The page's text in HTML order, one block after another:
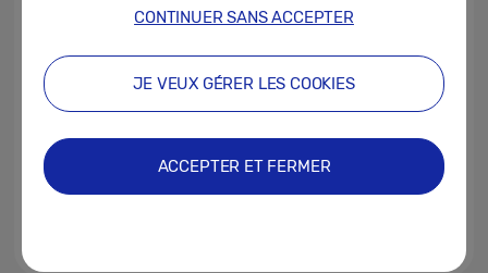
[Invitation] Galaxy Unpacked
2024 : le début d’une nouvelle
ère de l’IA mobile
03-01-2024
Samsung One UI 5.1, introduit
avec le nouveau Galaxy S23,
CONTINUER SANS ACCEPTER
JE VEUX GÉRER LES COOKIES
ACCEPTER ET FERMER